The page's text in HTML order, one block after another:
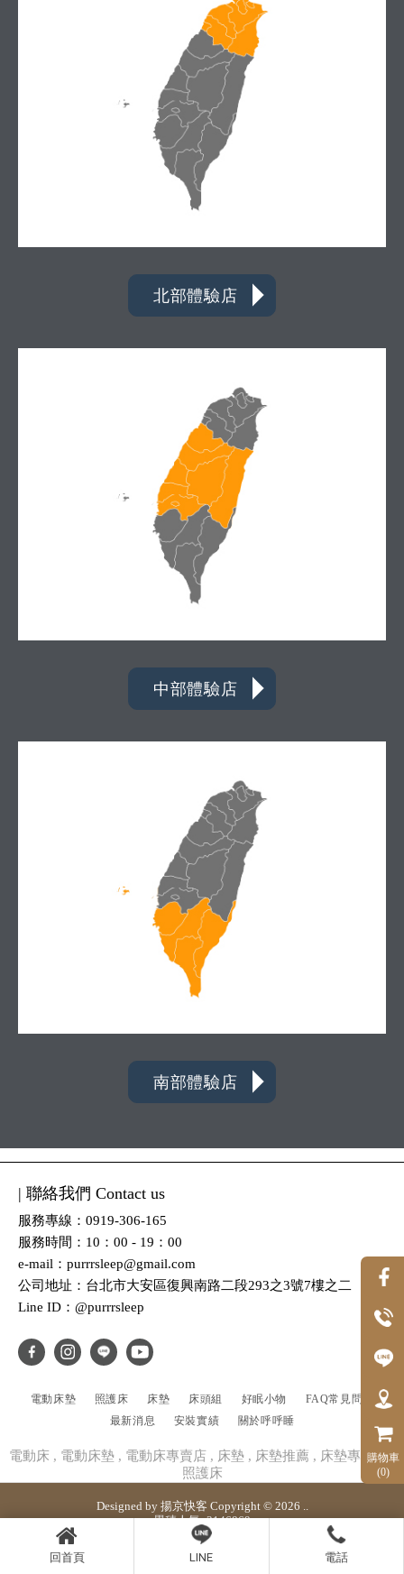
回首頁 LINE 電話
北部體驗店
中部體驗店
南部體驗店
| 聯絡我們 Contact us
服務專線：0919-306-165
服務時間：10：00 - 19：00
e-mail：purrrsleep@gmail.com
公司地址：台北市大安區復興南路二段293之3號7樓之二
Line ID：@purrrsleep
電動床墊 照護床 床墊 床頭組 好眠小物
FAQ常見問題
最新消息
安裝實績 關於呼呼睡
購物車
(0)
電動床 電動床墊 電動床專賣店 床墊 床墊推薦
床墊專賣店
照護床
Designed by 揚京快客 Copyright © 2026
累積人氣: 3146869